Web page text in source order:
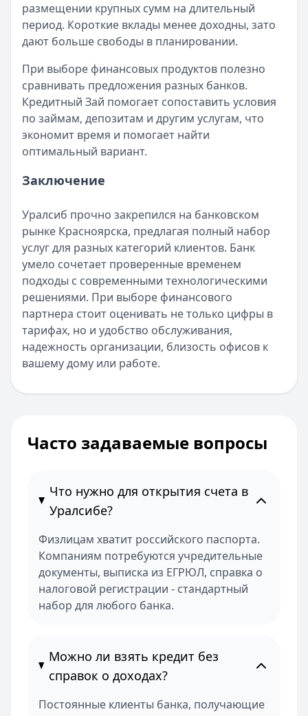
размещении крупных сумм на длительный
период. Короткие вклады менее доходны, зато
дают больше свободы в планировании.
При выборе финансовых продуктов полезно
сравнивать предложения разных банков.
Кредитный Зай помогает сопоставить условия
по займам, депозитам и другим услугам, что
экономит время и помогает найти
оптимальный вариант.
Заключение
Уралсиб прочно закрепился на банковском
рынке Красноярска, предлагая полный набор
услуг для разных категорий клиентов. Банк
умело сочетает проверенные временем
подходы с современными технологическими
решениями. При выборе финансового
партнера стоит оценивать не только цифры в
тарифах, но и удобство обслуживания,
надежность организации, близость офисов к
вашему дому или работе.
Часто задаваемые вопросы
Что нужно для открытия счета в
Уралсибе?
Физлицам хватит российского паспорта.
Компаниям потребуются учредительные
документы, выписка из ЕГРЮЛ, справка о
налоговой регистрации - стандартный
набор для любого банка.
Можно ли взять кредит без
справок о доходах?
Постоянные клиенты банка, получающие